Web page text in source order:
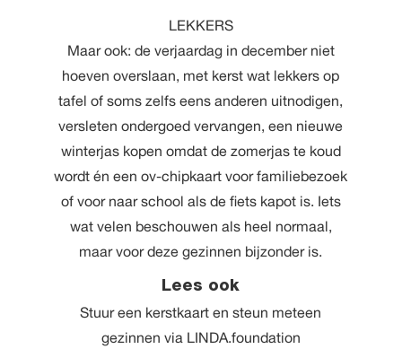
LEKKERS
Maar ook: de verjaardag in december niet
hoeven overslaan, met kerst wat lekkers op
tafel of soms zelfs eens anderen uitnodigen,
versleten ondergoed vervangen, een nieuwe
winterjas kopen omdat de zomerjas te koud
wordt én een ov-chipkaart voor familiebezoek
of voor naar school als de fiets kapot is. Iets
wat velen beschouwen als heel normaal,
maar voor deze gezinnen bijzonder is.
Lees ook
Stuur een kerstkaart en steun meteen
gezinnen via LINDA.foundation